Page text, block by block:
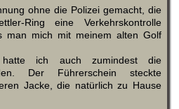
ohne die Polizei gemacht, die
Ring eine Verkehrskontrolle
man mich mit meinem alten Golf
ich auch zumindest die
Der Führerschein steckte
Jacke, die natürlich zu Hause